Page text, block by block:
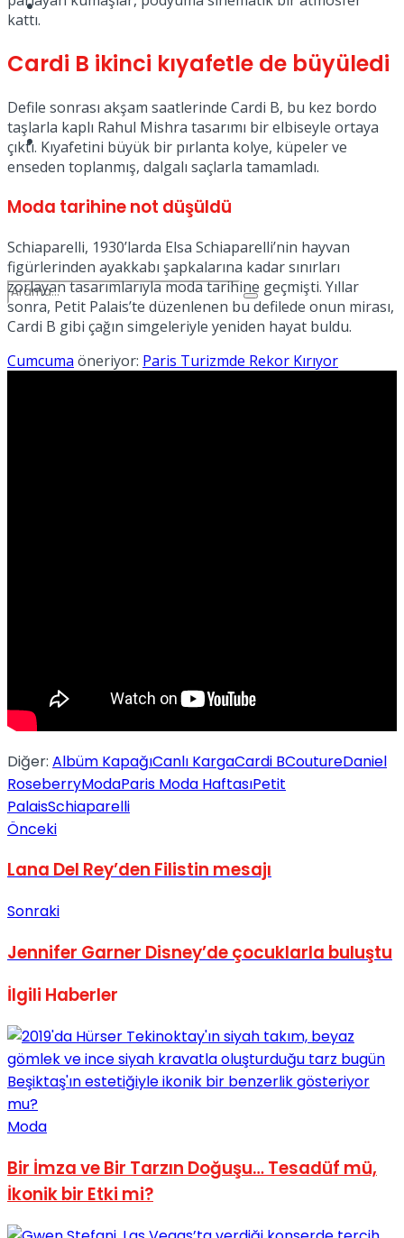
Spor
Podcast
kattı.
Cardi B ikinci kıyafetle de büyüledi
Defile sonrası akşam saatlerinde Cardi B, bu kez bordo
taşlarla kaplı Rahul Mishra tasarımı bir elbiseyle ortaya
çıktı. Kıyafetini büyük bir pırlanta kolye, küpeler ve
enseden toplanmış, dalgalı saçlarla tamamladı.
Moda tarihine not düşüldü
Schiaparelli, 1930’larda Elsa Schiaparelli’nin hayvan
figürlerinden ayakkabı şapkalarına kadar sınırları
zorlayan tasarımlarıyla moda tarihine geçmişti. Yıllar
sonra, Petit Palais’te düzenlenen bu defilede onun mirası,
Cardi B gibi çağın simgeleriyle yeniden hayat buldu.
Cumcuma öneriyor: Paris Turizmde Rekor Kırıyor
Diğer: Albüm KapağıCanlı KargaCardi BCoutureDaniel
RoseberryModaParis Moda HaftasıPetit
PalaisSchiaparelli
Önceki
Lana Del Rey’den Filistin mesajı
Sonraki
Jennifer Garner Disney’de çocuklarla buluştu
İlgili Haberler
Moda
Bir İmza ve Bir Tarzın Doğuşu… Tesadüf mü,
İkonik bir Etki mi?